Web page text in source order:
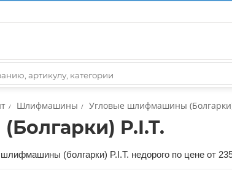
/ Шлифмашины / Угловые шлифмашины
P.I.T.
(болгарки) P.I.T. недорого по цене от